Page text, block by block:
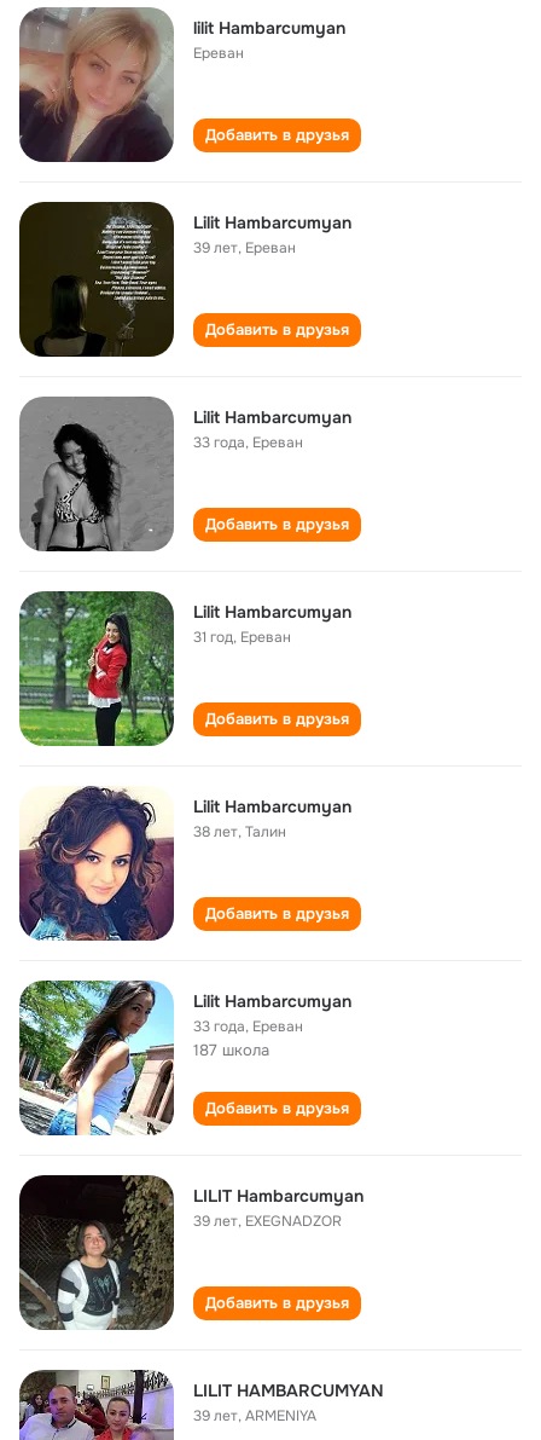
lilit Hambarcumyan
Ереван
Добавить в друзья
Lilit Hambarcumyan
39 лет, Ереван
Добавить в друзья
Lilit Hambarcumyan
33 года, Ереван
Добавить в друзья
Lilit Hambarcumyan
31 год, Ереван
Добавить в друзья
Lilit Hambarcumyan
38 лет,Талин
Добавить в друзья
Lilit Hambarcumyan
33 года, Ереван
187 школа
Добавить в друзья
LILIT Hambarcumyan
39 лет, EXEGNADZOR
Добавить в друзья
LILIT HAMBARCUMYAN
39 лет,ARMENIYA